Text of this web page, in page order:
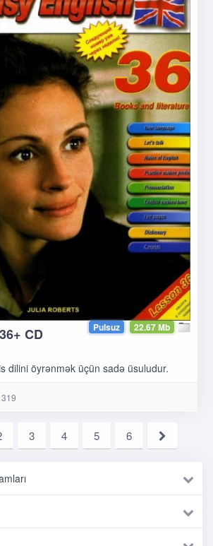
22.67 Mb
Pulsuz
CD
dilini öyrənmək üçün sadə üsuludur.
3 4 5 6